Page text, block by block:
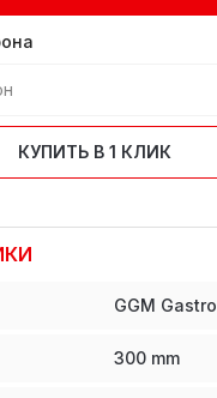
КУПИТЬ В 1 КЛИК
GGM Gastro
300 mm